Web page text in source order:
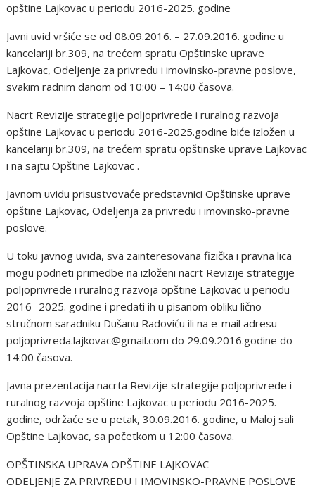
opštine Lajkovac u periodu 2016-2025. godine
Javni uvid vršiće se od 08.09.2016. – 27.09.2016. godine u
kancelariji br.309, na trećem spratu Opštinske uprave
Lajkovac, Odeljenje za privredu i imovinsko-pravne poslove,
svakim radnim danom od 10:00 – 14:00 časova.
Nacrt Revizije strategije poljoprivrede i ruralnog razvoja
opštine Lajkovac u periodu 2016-2025.godine biće izložen u
kancelariji br.309, na trećem spratu opštinske uprave Lajkovac
i na sajtu Opštine Lajkovac .
Javnom uvidu prisustvovaće predstavnici Opštinske uprave
opštine Lajkovac, Odeljenja za privredu i imovinsko-pravne
poslove.
U toku javnog uvida, sva zainteresovana fizička i pravna lica
mogu podneti primedbe na izloženi nacrt Revizije strategije
poljoprivrede i ruralnog razvoja opštine Lajkovac u periodu
2016- 2025. godine i predati ih u pisanom obliku lično
stručnom saradniku Dušanu Radoviću ili na e-mail adresu
poljoprivreda.lajkovac@gmail.com do 29.09.2016.godine do
14:00 časova.
Javna prezentacija nacrta Revizije strategije poljoprivrede i
ruralnog razvoja opštine Lajkovac u periodu 2016-2025.
godine, održaće se u petak, 30.09.2016. godine, u Maloj sali
Opštine Lajkovac, sa početkom u 12:00 časova.
OPŠTINSKA UPRAVA OPŠTINE LAJKOVAC
ODELJENJE ZA PRIVREDU I IMOVINSKO-PRAVNE POSLOVE